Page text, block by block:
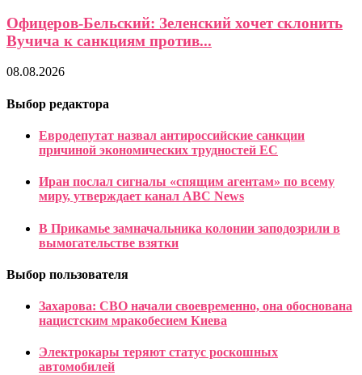
Офицеров-Бельский: Зеленский хочет склонить
Вучича к санкциям против...
08.08.2026
Выбор редактора
Евродепутат назвал антироссийские санкции
причиной экономических трудностей ЕС
Иран послал сигналы «спящим агентам» по всему
миру, утверждает канал ABC News
В Прикамье замначальника колонии заподозрили в
вымогательстве взятки
Выбор пользователя
Захарова: СВО начали своевременно, она обоснована
нацистским мракобесием Киева
Электрокары теряют статус роскошных
автомобилей